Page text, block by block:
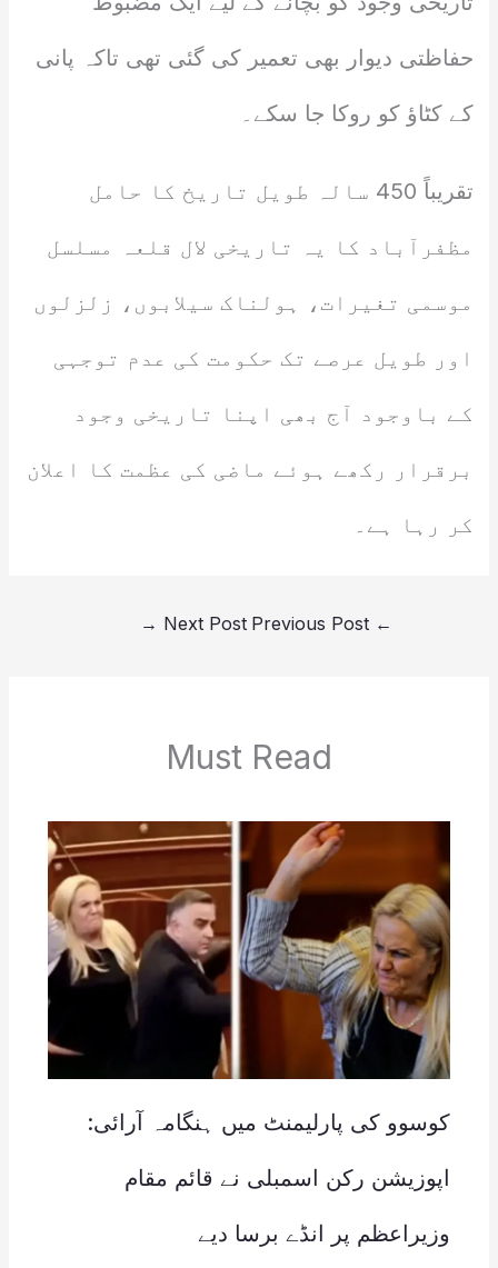
حفاظتی دیوار بھی تعمیر کی گئی تھی تاکہ پانی
کے کٹاؤ کو روکا جا سکے۔
تقریباً 450 سالہ طویل تاریخ کا حامل
مظفرآباد کا یہ تاریخی لال قلعہ مسلسل
موسمی تغیرات، ہولناک سیلابوں، زلزلوں
اور طویل عرصے تک حکومت کی عدم توجہی
کے باوجود آج بھی اپنا تاریخی وجود
برقرار رکھے ہوئے ماضی کی عظمت کا اعلان
کر رہا ہے۔
←
Next Post
→
Must Read
کوسوو کی پارلیمنٹ میں ہنگامہ آرائی:
اپوزیشن رکن اسمبلی نے قائم مقام
وزیراعظم پر انڈے برسا دیے